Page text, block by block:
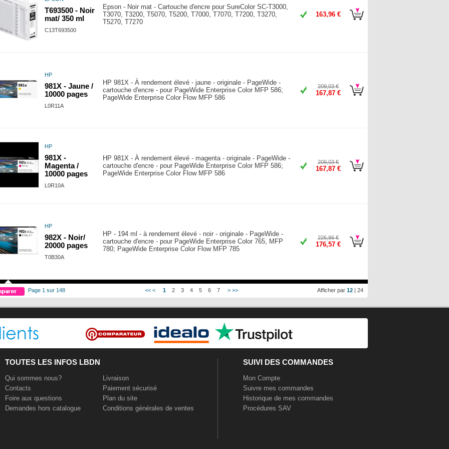
T693500 - Noir
mat/ 350 ml
C13T693500
Epson - Noir mat - Cartouche d'encre pour SureColor SC-T3000,
T3070, T3200, T5070, T5200, T7000, T7070, T7200, T3270,
T5270, T7270
163,96 €
HP
981X - Jaune /
10000 pages
L0R11A
HP 981X - À rendement élevé - jaune - originale - PageWide -
cartouche d'encre - pour PageWide Enterprise Color MFP 586;
PageWide Enterprise Color Flow MFP 586
209,03 €
167,87 €
HP
981X -
Magenta /
10000 pages
L0R10A
HP 981X - À rendement élevé - magenta - originale - PageWide -
cartouche d'encre - pour PageWide Enterprise Color MFP 586;
PageWide Enterprise Color Flow MFP 586
209,03 €
167,87 €
HP
982X - Noir/
20000 pages
T0B30A
HP - 194 ml - à rendement élevé - noir - originale - PageWide -
cartouche d'encre - pour PageWide Enterprise Color 765, MFP
780; PageWide Enterprise Color Flow MFP 785
226,96 €
176,57 €
Afficher par 12 | 24
Page 1 sur 148 << < 1 2 3 4 5 6 7 > >>
TOUTES LES INFOS LBDN
Qui sommes nous?
Contacts
Foire aux questions
Demandes hors catalogue
Livraison
Paiement sécurisé
Plan du site
Conditions générales de ventes
SUIVI DES COMMANDES
Mon Compte
Suivre mes commandes
Historique de mes commandes
Procédures SAV